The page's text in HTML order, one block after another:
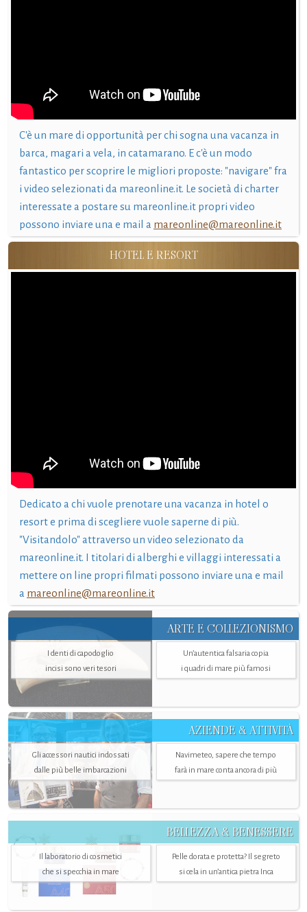
C'è un mare di opportunità per chi sogna una vacanza in
barca, magari a vela, in catamarano. E c'è un modo
fantastico per scoprire le migliori proposte: "navigare" fra
i video selezionati da mareonline.it. Le società di charter
interessate a postare su mareonline.it propri video
possono inviare una e mail a mareonline@mareonline.it
HOTEL E RESORT
Dedicato a chi vuole prenotare una vacanza in hotel o
resort e prima di scegliere vuole saperne di più.
"Visitandolo" attraverso un video selezionato da
mareonline.it. I titolari di alberghi e villaggi interessati a
mettere on line propri filmati possono inviare una e mail
a mareonline@mareonline.it
ARTE E COLLEZIONISMO
I denti di capodoglio
incisi sono veri tesori
Un’autentica falsaria copia
i quadri di mare più famosi
AZIENDE & ATTIVITÀ
Gli accessori nautici indossati
dalle più belle imbarcazioni
Navimeteo, sapere che tempo
farà in mare conta ancora di più
BELLEZZA & BENESSERE
Il laboratorio di cosmetici
che si specchia in mare
Pelle dorata e protetta? Il segreto
si cela in un’antica pietra Inca